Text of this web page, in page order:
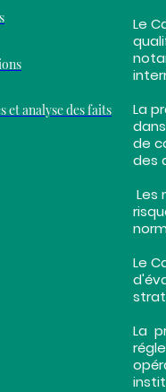
et analyse des faits
Le
La
de
des
Les
Le
La